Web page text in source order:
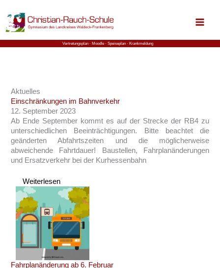
Inhalt
springen
Vertretungsplan ⋅ Moodle ⋅ Speiseplan ⋅ Krankmeldung
Aktuelles
Einschränkungen im Bahnverkehr
12. September 2023
Ab Ende September kommt es auf der Strecke der RB4 zu
unterschiedlichen Beeinträchtigungen. Bitte beachtet die
geänderten Abfahrtszeiten und die möglicherweise
abweichende Fahrtdauer! Baustellen, Fahrplanänderungen
und Ersatzverkehr bei der Kurhessenbahn
Weiterlesen
Fahrplanänderung ab 6. Februar